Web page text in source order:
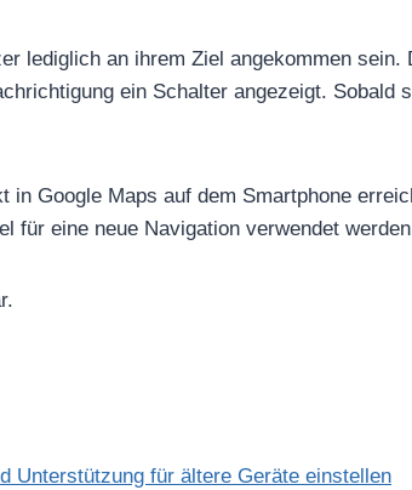
lediglich an ihrem Ziel angekommen sein.
ein Schalter angezeigt. Sobald
in Google Maps auf dem Smartphone
für eine neue Navigation verwendet
Unterstützung für ältere Geräte einstellen